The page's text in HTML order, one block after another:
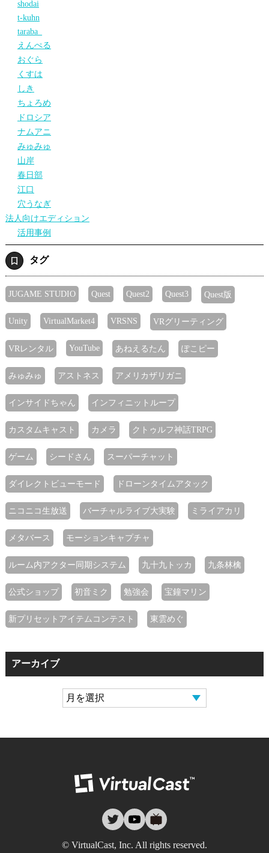
shodai
t-kuhn
taraba_
えんぺる
おぐら
くすは
しき
ちょろめ
ドロシア
ナムアニ
みゅみゅ
山岸
春日部
江口
穴うなぎ
法人向けエディション
活用事例
タグ
JUGAME STUDIO Quest Quest2 Quest3 Quest版
Unity VirtualMarket4 VRSNS VRグリーティング
VRレンタル YouTube あねえるたん ぽこピー
みゅみゅ アストネス アメリカザリガニ
インサイドちゃん インフィニットループ
カスタムキャスト カメラ クトゥルフ神話TRPG
ゲーム シードさん スーパーチャット
ダイレクトビューモード ドローンタイムアタック
ニコニコ生放送 バーチャルライブ大実験 ミライアカリ
メタバース モーションキャプチャ
ルーム内アクター同期システム 九十九トッカ 九条林檎
公式ショップ 初音ミク 勉強会 宝鐘マリン
新プリセットアイテムコンテスト 東雲めぐ
アーカイブ
twitteryoutube
© VirtualCast, Inc. All rights reserved.